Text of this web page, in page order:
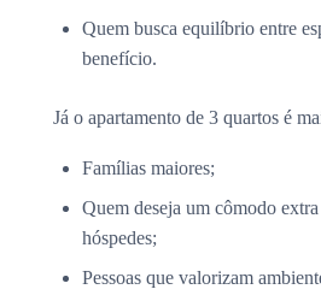
Quem busca equilíbrio entre
benefício.
Já o apartamento de 3 quartos é
Famílias maiores;
Quem deseja um cômodo
hóspedes;
Pessoas que valorizam